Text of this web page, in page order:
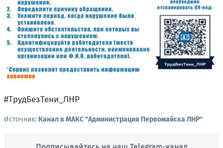
#ТрудБезТени_ЛНР
Источник: Канал в МАКС "Администрация Первомайска ЛНР"